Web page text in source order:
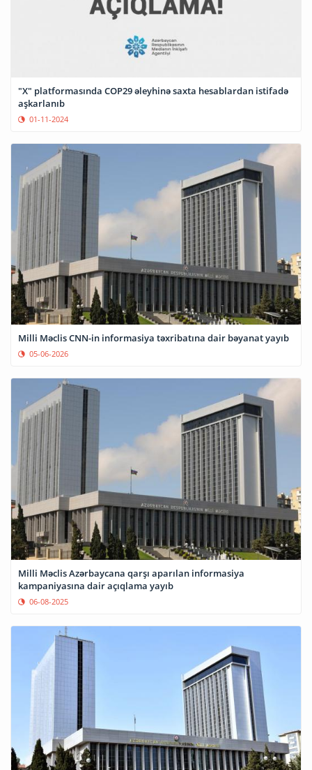
"X" platformasında COP29 əleyhinə saxta hesablardan istifadə
aşkarlanıb
01-11-2024
Milli Məclis CNN-in informasiya təxribatına dair bəyanat yayıb
05-06-2026
Milli Məclis Azərbaycana qarşı aparılan informasiya
kampaniyasına dair açıqlama yayıb
06-08-2025